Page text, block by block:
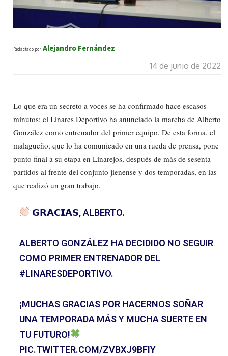
Redactado por Alejandro Fernández
14 de junio de 2022
Lo que era un secreto a voces se ha confirmado hace escasos
minutos: el Linares Deportivo ha anunciado la marcha de Alberto
González como entrenador del primer equipo. De esta forma, el
malagueño, que lo ha comunicado en una rueda de prensa, pone
punto final a su etapa en Linarejos, después de más de sesenta
partidos al frente del conjunto jienense y dos temporadas, en las
que realizó un gran trabajo.
𝗚𝗥𝗔𝗖𝗜𝗔𝗦, ALBERTO.
ALBERTO GONZÁLEZ HA DECIDIDO NO SEGUIR
COMO PRIMER ENTRENADOR DEL
#LINARESDEPORTIVO.
¡MUCHAS GRACIAS POR HACERNOS SOÑAR
UNA TEMPORADA MÁS Y MUCHA SUERTE EN
TU FUTURO!
PIC.TWITTER.COM/ZVBXJ9BFIY